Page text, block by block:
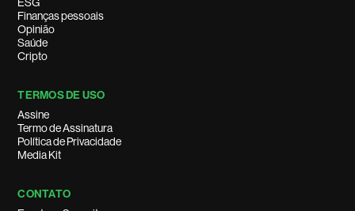
Finanças pessoais
Opinião
Saúde
Cripto
TERMOS DE USO
Assine
Termo de Assinatura
Política de Privacidade
Media Kit
CONTATO